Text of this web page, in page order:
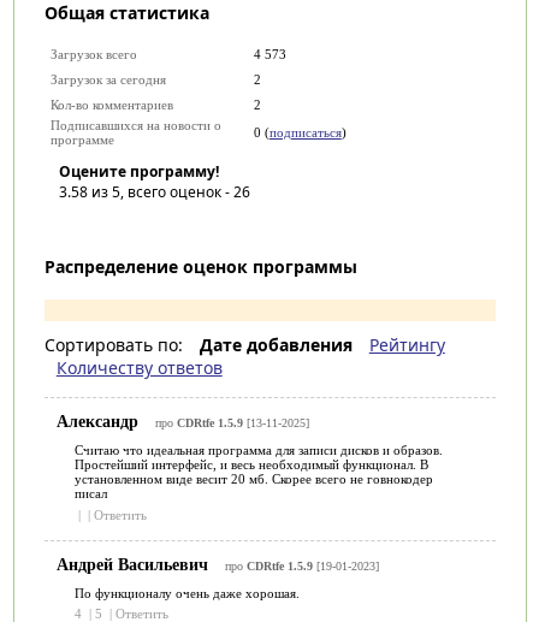
Общая статистика
Загрузок всего
4 573
Загрузок за сегодня
2
Кол-во комментариев
2
Подписавшихся на новости о
программе
0 (подписаться)
Оцените программу!
3.58из 5, всего оценок -26
Распределение оценок программы
Сортировать по: Дате добавления
Рейтингу
Количеству ответов
Александр про CDRtfe 1.5.9[13-11-2025]
Считаю что идеальная программа для записи дисков и образов.
Простейший интерфейс, и весь необходимый функционал. В
установленном виде весит 20 мб. Скорее всего не говнокодер
писал
| | Ответить
Андрей Васильевич про CDRtfe 1.5.9[19-01-2023]
По функционалу очень даже хорошая.
4 | 5 | Ответить